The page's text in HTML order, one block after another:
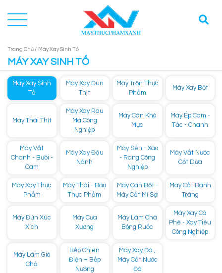
Trang Chủ / Máy Xay Sinh Tố
MÁY XAY SINH TỐ
Máy Xay Sinh
Tố
Máy Xay Đùn
Thịt
Máy Trộn Thực
Phẩm
Máy Xay Bột
Máy Thái Thịt
Máy Xay Rau
Má Công
Nghiệp
Máy Cán Khô
Mực
Máy Ép Cam -
Tắc - Chanh
Máy Vắt
Chanh - Bưởi -
Cam
Máy Xay Đậu
Nành
Máy Sên - Xào
- Rang Công
Nghiệp
Máy Vắt Nước
Cốt Dừa
Máy Xay Thực
Phẩm
Máy Thái - Bào
Thực Phẩm
Máy Cán Bột -
Máy Cắt Mì Sợi
Máy Cắt Bánh
Tráng
Máy Đùn Xúc
Xích
Máy Cưa
Xương
Máy Làm Chà
Bông Ruốc
Máy Xay Cà
Phê - Xay Tiêu
Công Nghiệp
Máy Làm Giò
Chả
Bếp Chiên
Điện – Bếp
Nướng
Máy Xay Đá ,
Máy Cắt Nước
Đá